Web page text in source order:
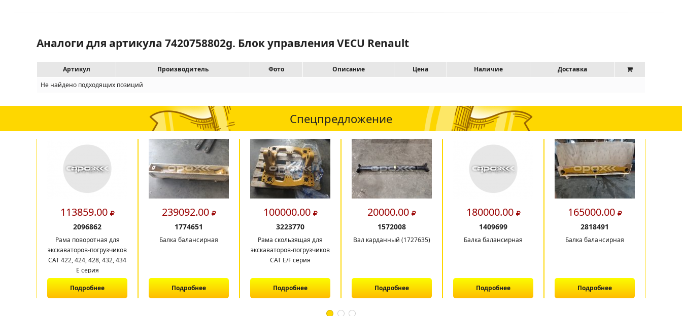
Аналоги для артикула 7420758802g. Блок управления VECU Renault
Артикул Производитель Фото Описание Цена Наличие
Доставка
Не найдено подходящих позиций
Спецпредложение
113859.00
2096862
Рама поворотная для
экскаваторов-погрузчиков
CAT 422, 424, 428, 432, 434
E серия
Подробнее
239092.00
1774651
Балка балансирная
Подробнее
100000.00
3223770
Рама скользящая для
экскаваторов-погрузчиков
CAT E/F серия
Подробнее
20000.00
1572008
Вал карданный (1727635)
Подробнее
180000.00
1409699
Балка балансирная
Подробнее
165000.00
2818491
Балка балансирная
Подробнее